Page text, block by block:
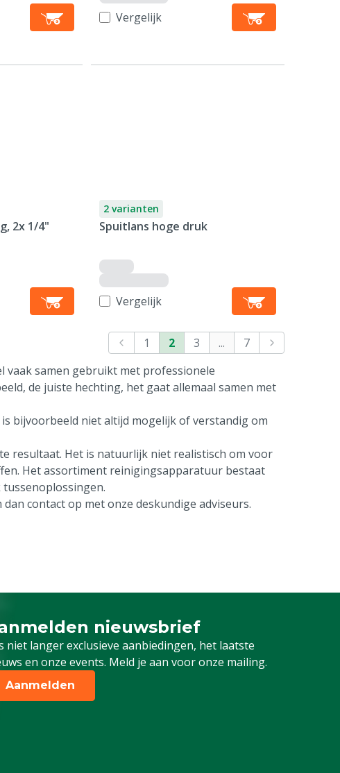
Vergelijk
2x 1/4"
2 varianten
Spuitlans hoge druk
Vergelijk
1 2 3 ...
7
vaak samen gebruikt met professionele
de juiste hechting, het gaat allemaal samen met
bijvoorbeeld niet altijd mogelijk of verstandig om
resultaat. Het is natuurlijk niet realistisch om voor
Het assortiment reinigingsapparatuur bestaat
contact op met onze deskundige adviseurs.
nieuwsbrief
niet langer exclusieve aanbiedingen, het laatste
en onze events. Meld je aan voor onze mailing.
je in voor onze nieuwsbrief
Aanmelden